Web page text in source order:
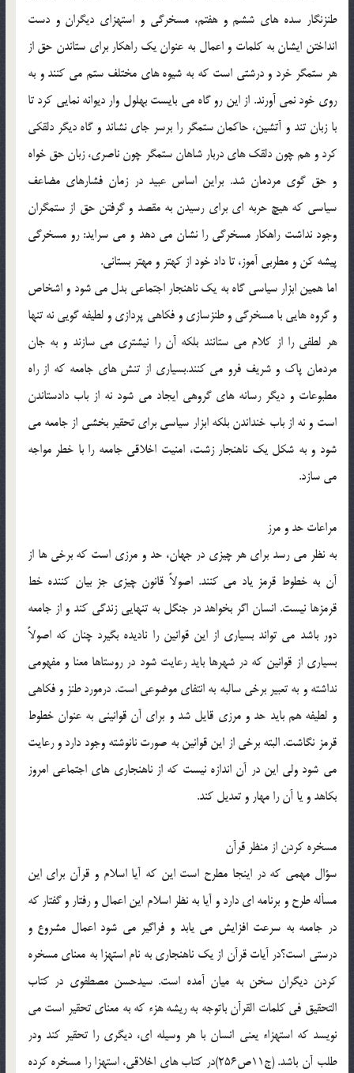
طنزنگار سده هاي ششم و هفتم، مسخرگي و استهزاي ديگران و دست
انداختن ايشان به كلمات و اعمال به عنوان يك راهكار براي ستاندن حق از
هر ستمگر خرد و درشتي است كه به شيوه هاي مختلف ستم مي كنند و به
روي خود نمي آورند. از اين رو گاه مي بايست بهلول وار ديوانه نمايي كرد تا
با زبان تند و آتشين، حاكمان ستمگر را برسر جاي نشاند و گاه ديگر دلقكي
كرد و هم چون دلقك هاي دربار شاهان ستمگر چون ناصري، زبان حق خواه
و حق گوي مردمان شد. براين اساس عبيد در زمان فشارهاي مضاعف
سياسي كه هيچ حربه اي براي رسيدن به مقصد و گرفتن حق از ستمگران
وجود نداشت راهكار مسخرگي را نشان مي دهد و مي سرايد: رو مسخرگي
پيشه كن و مطربي آموز، تا داد خود از كهتر و مهتر بستاني.
اما همين ابزار سياسي گاه به يك ناهنجار اجتماعي بدل مي شود و اشخاص
و گروه هايي با مسخرگي و طنزسازي و فكاهي پردازي و لطيفه گويي نه تنها
هر لطفي را از كلام مي ستانند بلكه آن را نيشتري مي سازند و به جان
مردمان پاك و شريف فرو مي كنند.بسياري از تنش هاي جامعه كه از راه
مطبوعات و ديگر رسانه هاي گروهي ايجاد مي شود نه از باب دادستاندن
است و نه از باب خنداندن بلكه ابزار سياسي براي تحقير بخشي از جامعه مي
شود و به شكل يك ناهنجار زشت، امنيت اخلاقي جامعه را با خطر مواجه
مي سازد.
مراعات حد و مرز
به نظر مي رسد براي هر چيزي در جهان، حد و مرزي است كه برخي ها از
آن به خطوط قرمز ياد مي كنند. اصولاً قانون چيزي جز بيان كننده خط
قرمزها نيست. انسان اگر بخواهد در جنگل به تنهايي زندگي كند و از جامعه
دور باشد مي تواند بسياري از اين قوانين را ناديده بگيرد چنان كه اصولاً
بسياري از قوانين كه در شهرها بايد رعايت شود در روستاها معنا و مفهومي
نداشته و به تعبير برخي سالبه به انتفاي موضوعي است. درمورد طنز و فكاهي
و لطيفه هم بايد حد و مرزي قايل شد و براي آن قوانيني به عنوان خطوط
قرمز نگاشت. البته برخي از اين قوانين به صورت نانوشته وجود دارد و رعايت
مي شود ولي اين در آن اندازه نيست كه از ناهنجاري هاي اجتماعي امروز
بكاهد و يا آن را مهار و تعديل كند.
مسخره كردن از منظر قرآن
سؤال مهمي كه در اينجا مطرح است اين كه آيا اسلام و قرآن براي اين
مسأله طرح و برنامه اي دارد و آيا به نظر اسلام اين اعمال و رفتار و گفتار كه
در جامعه به سرعت افزايش مي يابد و فراگير مي شود اعمال مشروع و
درستي است؟در آيات قرآن از يك ناهنجاري به نام استهزا به معناي مسخره
كردن ديگران سخن به ميان آمده است. سيدحسن مصطفوي در كتاب
التحقيق في كلمات القرآن باتوجه به ريشه هزء كه به معناي تحقير است مي
نويسد كه استهزاء يعني انسان با هر وسيله اي، ديگري را تحقير كند ودر
طلب آن باشد. (ج11ص256)در كتاب هاي اخلاقي، استهزا را مسخره كرده